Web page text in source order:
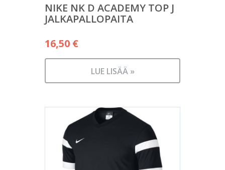
NIKE NK D ACADEMY TOP J
JALKAPALLOPAITA
16,50 €
LUE LISÄÄ »